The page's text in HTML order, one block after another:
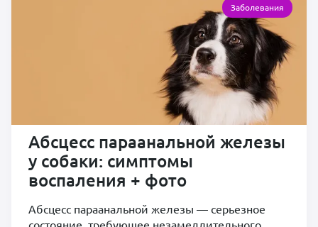
Абсцесс параанальной железы
у собаки: симптомы
воспаления + фото
Абсцесс параанальной железы — серьезное
состояние, требующее незамедлительного
Заболевания